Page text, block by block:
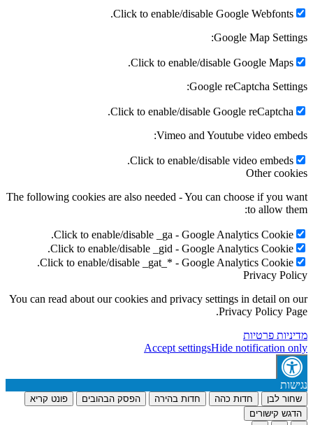
Click to enable/disable Google Webfonts.
Google Map Settings:
Click to enable/disable Google Maps.
Google reCaptcha Settings:
Click to enable/disable Google reCaptcha.
Vimeo and Youtube video embeds:
Click to enable/disable video embeds.
Other cookies
The following cookies are also needed - You can choose if you want
to allow them:
Click to enable/disable _ga - Google Analytics Cookie.
Click to enable/disable _gid - Google Analytics Cookie.
Click to enable/disable _gat_* - Google Analytics Cookie.
Privacy Policy
You can read about our cookies and privacy settings in detail on our
Privacy Policy Page.
מדיניות פרטיות
Accept settingsHide notification only
נגישות
שחור לבן חדות כהה חדות בהירה הפסק הבהובים
פונט קריא
הדגש קישורים